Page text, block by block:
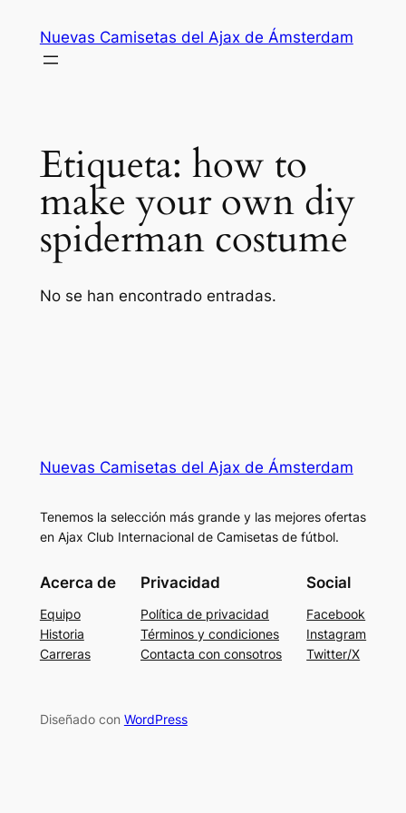
contenido
Nuevas Camisetas del Ajax de Ámsterdam
Etiqueta: how to
make your own diy
spiderman costume
No se han encontrado entradas.
Nuevas Camisetas del Ajax de Ámsterdam
Tenemos la selección más grande y las mejores ofertas
en Ajax Club Internacional de Camisetas de fútbol.
Acerca de
Equipo
Historia
Carreras
Privacidad
Política de privacidad
Términos y condiciones
Contacta con consotros
Social
Facebook
Instagram
Twitter/X
Diseñado con WordPress